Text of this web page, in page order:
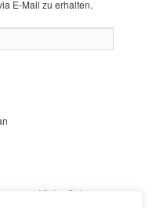
E-Mail zu erhalten.
von Ulrike Schimming